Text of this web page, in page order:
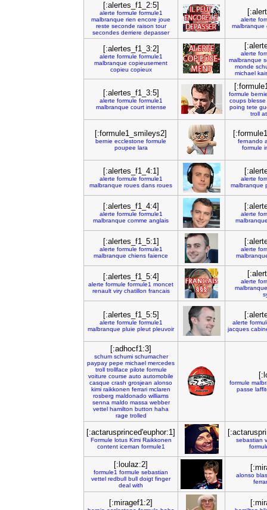
[:alertes_f1_2:5]
alerte formule formule1
malbranque rien encore joue
reste seconde raison tour
secondes derriere depasser
alerte
malbranque
[:alertes_f1_3:2]
alerte formule formule1
malbranque copieusement
copieu copieux
alerte
malbranque
monde
michael
[:alertes_f1_3:5]
alerte formule formule1
malbranque court intense
formule
coups blesse
poing tete
troll
[:formule1_smileys2]
bernie ecclestone formule
poupee lara
fernando
formule
[:alertes_f1_4:1]
alerte formule formule1
malbranque roues dans roues
alerte
malbranque
[:alertes_f1_4:4]
alerte formule formule1
malbranque comme anglais
alerte
[:alertes_f1_5:1]
alerte formule formule1
malbranque chiens faience
alerte
[:alertes_f1_5:4]
alerte formule formule1 moncet
renault viry chatillon francais
alerte
malbranque
[:alertes_f1_5:5]
alerte formule formule1
malbranque pluie pleut pleuvoir
alerte
jacques
[:adhocf1:3]
schum schumi schumacher
paypay pepe michael mercedes
troll trollface pilote formule
voiture course auto automobile
casque crash grosjean alonso
kimi raikkonen ferrari mclaren
rosberg maldonado williams
senna maldo massa webber
vettel hamilton button haha
rage trolled
formule
passe
[:actarusprinced'euphor:1]
Formule lotus Kimi Raikkonen
content iceman formule1
sebastian
[:loulaz:2]
formule1 formule sebastian
vettel redbull bull doigt finger
deal with
alonso
[:miragef1:2]